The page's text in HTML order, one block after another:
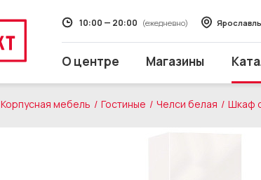
О центре Магазины
10:00 — 20:00 (ежедневно)
Корпусная мебель Гостиные Челси белая Шкаф